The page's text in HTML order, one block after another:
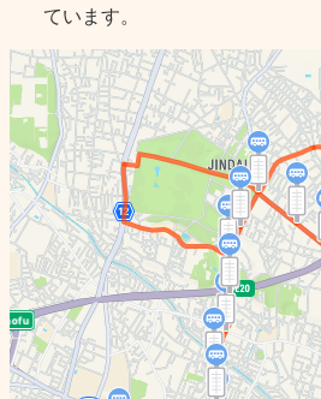
ています。